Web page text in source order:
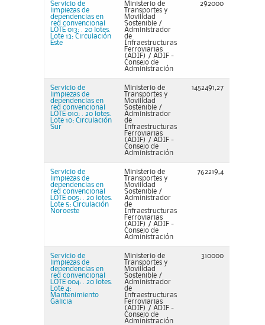
Servicio de
limpiezas de
dependencias en
red convencional
LOTE 013: . 20 lotes.
Lote 13: Circulación
Este
Ministerio de
Transportes y
Movilidad
Sostenible /
Administrador
de
Infraestructuras
Ferroviarias
(ADIF) / ADIF -
Consejo de
Administración
292000
Servicio de
limpiezas de
dependencias en
red convencional
LOTE 010: . 20 lotes.
Lote 10: Circulación
Sur
Ministerio de
Transportes y
Movilidad
Sostenible /
Administrador
de
Infraestructuras
Ferroviarias
(ADIF) / ADIF -
Consejo de
Administración
1452491,27
Servicio de
limpiezas de
dependencias en
red convencional
LOTE 005: . 20 lotes.
Lote 5: Circulación
Noroeste
Ministerio de
Transportes y
Movilidad
Sostenible /
Administrador
de
Infraestructuras
Ferroviarias
(ADIF) / ADIF -
Consejo de
Administración
762219,4
Servicio de
limpiezas de
dependencias en
red convencional
LOTE 004: . 20 lotes.
Lote 4:
Mantenimiento
Galicia
Ministerio de
Transportes y
Movilidad
Sostenible /
Administrador
de
Infraestructuras
Ferroviarias
(ADIF) / ADIF -
Consejo de
Administración
310000